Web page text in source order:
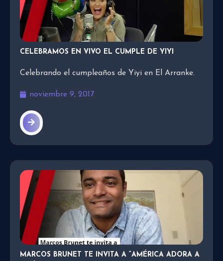
CELEBRAMOS EN VIVO EL CUMPLE DE YIYI
Celebrando el cumpleaños de Yiyi en El Arranke.
noviembre 9, 2017
MARCOS BRUNET TE INVITA A “AMÉRICA ADORA A